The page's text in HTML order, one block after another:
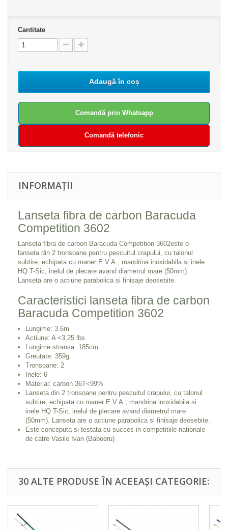
Cantitate
Adaugă în coș
Comandă prin Whatsapp
Comandă telefonic
INFORMAȚII
Lanseta fibra de carbon Baracuda
Competition 3602
Lanseta fibra de carbon Baracuda Competition 3602este o
lanseta din 2 tronsoane pentru pescuitul crapului, cu talonul
subtire, echipata cu maner E.V.A., mandrina inoxidabila si inele
HQ T-Sic, inelul de plecare avand diametrul mare (50mm).
Lanseta are o actiune parabolica si finisaje deosebite.
Caracteristici lanseta fibra de carbon
Baracuda Competition 3602
Lungime: 3.6m
Actiune: A <3,25 lbs
Lungime stransa: 185cm
Greutate: 359g.
Tronsoane: 2
Inele: 6
Material: carbon 36T<99%
Lanseta din 2 tronsoane pentru pescuitul crapului, cu talonul
subtire, echipata cu maner E.V.A., mandrina inoxidabila si
inele HQ T-Sic, inelul de plecare avand diametrul mare
(50mm). Lanseta are o actiune parabolica si finisaje deosebite.
Este conceputa si testata cu succes in competitiile nationale
de catre Vasile Ivan (Baboeru)
30 ALTE PRODUSE ÎN ACEEAȘI CATEGORIE: